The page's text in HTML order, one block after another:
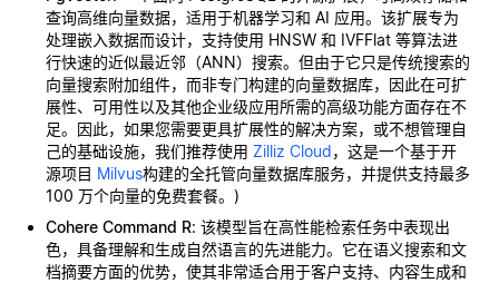
查询高维向量数据，适用于机器学习和 AI 应用。该扩展专为
处理嵌入数据而设计，支持使用 HNSW 和 IVFFlat 等算法进
行快速的近似最近邻（ANN）搜索。但由于它只是传统搜索的
向量搜索附加组件，而非专门构建的向量数据库，因此在可扩
展性、可用性以及其他企业级应用所需的高级功能方面存在不
足。因此，如果您需要更具扩展性的解决方案，或不想管理自
己的基础设施，我们推荐使用 Zilliz Cloud，这是一个基于开
源项目 Milvus构建的全托管向量数据库服务，并提供支持最多
100 万个向量的免费套餐。)
Cohere Command R: 该模型旨在高性能检索任务中表现出
色，具备理解和生成自然语言的先进能力。它在语义搜索和文
档摘要方面的优势，使其非常适合用于客户支持、内容生成和